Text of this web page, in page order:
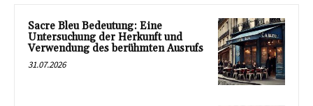
Sacre Bleu Bedeutung: Eine
Untersuchung der Herkunft und
Verwendung des berühmten Ausrufs
31.07.2026